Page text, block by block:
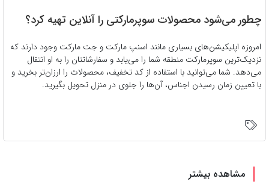
چطور می‌شود محصولات سوپرمارکتی را آنلاین تهیه کرد؟
امروزه اپلیکیشن‌های بسیاری مانند اسنپ مارکت و جت مارکت وجود دارند که
نزدیک‌ترین سوپرمارکت منطقه شما را می‌یابد و سفارشاتتان را به او انتقال
می‌دهد. شما می‌توانید با استفاده از کد تخفیف، محصولات را ارزان‌تر بخرید و
با تعیین زمان رسیدن اجناس، آن‌ها را جلوی در منزل تحویل بگیرید.
مشاهده بیشتر